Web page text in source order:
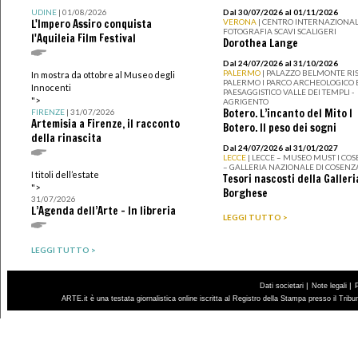
UDINE| 01/08/2026
L'Impero Assiro conquista
l'Aquileia Film Festival
In mostra da ottobre al Museo degli
Innocenti
">
FIRENZE| 31/07/2026
Artemisia a Firenze, il racconto
della rinascita
I titoli dell’estate
">
31/07/2026
L’Agenda dell’Arte - In libreria
LEGGI TUTTO >
Dal 30/07/2026 al 01/11/2026
VERONA | CENTRO
FOTOGRAFIA SCAVI SCALIGERI
Dorothea Lange
Dal 24/07/2026 al 31/10/2026
PALERMO | PALAZZO BELMONTE
PALERMO I PARCO ARCHEOLOGICO
PAESAGGISTICO VALLE DEI TEMPLI -
AGRIGENTO
Botero. L’incanto del Mito I
Botero. Il peso dei sogni
Dal 24/07/2026 al 31/01/2027
LECCE | LECCE – MUSEO MUST I
– GALLERIA NAZIONALE DI
Tesori nascosti della
Borghese
LEGGI TUTTO >
Dati societari | Note legali |
ARTE.it è una testata giornalistica online iscritta al Registro della Stampa presso il